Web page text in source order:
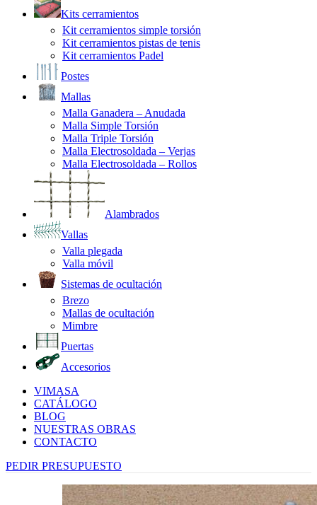
Kits cerramientos
Kit cerramientos simple torsión
Kit cerramientos pistas de tenis
Kit cerramientos Padel
Postes
Mallas
Malla Ganadera – Anudada
Malla Simple Torsión
Malla Triple Torsión
Malla Electrosoldada – Verjas
Malla Electrosoldada – Rollos
Alambrados
Vallas
Valla plegada
Valla móvil
Sistemas de ocultación
Brezo
Mallas de ocultación
Mimbre
Puertas
Accesorios
VIMASA
CATÁLOGO
BLOG
NUESTRAS OBRAS
CONTACTO
PEDIR PRESUPUESTO